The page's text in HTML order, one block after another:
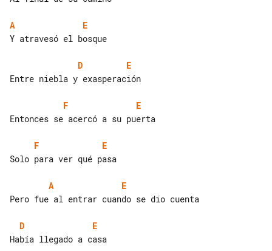
A
E
Y atravesó el bosque
D
E
Entre niebla y exasperación
F
E
Entonces se acercó a su puerta
F
E
Solo para ver qué pasa
A
E
Pero fue al entrar cuando se dio cuenta
D
E
Había llegado a casa